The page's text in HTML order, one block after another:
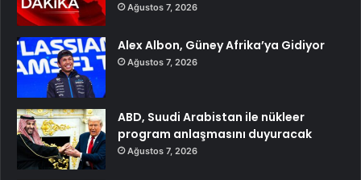
Ağustos 7, 2026
Alex Albon, Güney Afrika’ya Gidiyor
Ağustos 7, 2026
ABD, Suudi Arabistan ile nükleer
program anlaşmasını duyuracak
Ağustos 7, 2026